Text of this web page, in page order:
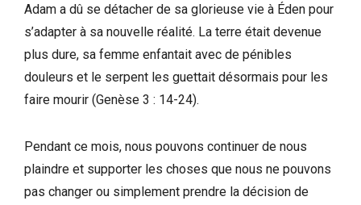
Adam a dû se détacher de sa glorieuse vie à Éden pour
s’adapter à sa nouvelle réalité. La terre était devenue
plus dure, sa femme enfantait avec de pénibles
douleurs et le serpent les guettait désormais pour les
faire mourir (Genèse 3 : 14-24).
Pendant ce mois, nous pouvons continuer de nous
plaindre et supporter les choses que nous ne pouvons
pas changer ou simplement prendre la décision de